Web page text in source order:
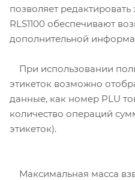
позволяет
RLS1100 обеспечивают
дополнительной
При использовании
этикеток возможно
данные, как номер PLU
количество операций
этикеток).
Максимальная масса